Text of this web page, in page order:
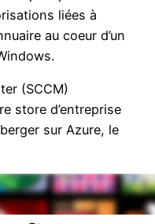
liées à
au coeur d’un
(SCCM)
store d’entreprise
sur Azure, le